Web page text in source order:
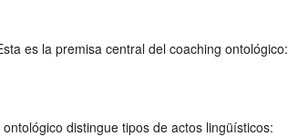
es la premisa central del coaching ontológico:
distingue tipos de actos lingüísticos: